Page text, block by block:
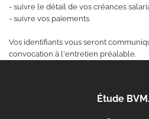
- suivre le détail de vos créances
- suivre vos paiements
Vos identifiants vous seront
convocation à l'entretien préalable.
Étude